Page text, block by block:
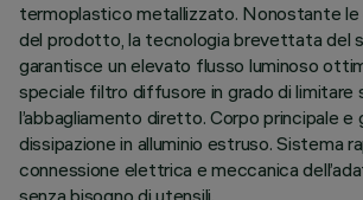
termoplastico metallizzato. Nonostante le
del prodotto, la tecnologia brevettata del
garantisce un elevato flusso luminoso
speciale filtro diffusore in grado di limitare
l’abbagliamento diretto. Corpo principale
dissipazione in alluminio estruso. Sistema
connessione elettrica e meccanica
senza bisogno di utensili.